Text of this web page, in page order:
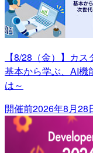
【8/28（金）】カ
基本から学ぶ、AI機
は～
開催前2026年8月28